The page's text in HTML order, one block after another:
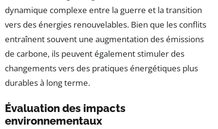
dynamique complexe entre la guerre et la transition
vers des énergies renouvelables. Bien que les conflits
entraînent souvent une augmentation des émissions
de carbone, ils peuvent également stimuler des
changements vers des pratiques énergétiques plus
durables à long terme.
Évaluation des impacts
environnementaux